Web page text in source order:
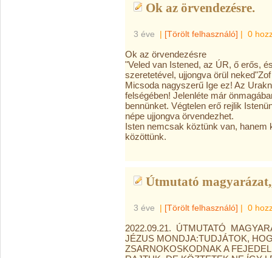
Ok az örvendezésre.
3 éve | [Törölt felhasználó] | 0
Ok az örvendezésre
"Veled van Istened, az ÚR, ő erős,
szeretetével, ujjongva örül
Micsoda nagyszerű Ige ez! Az
felségében! Jelenléte már
bennünket. Végtelen erő rejlik
népe ujjongva örvendezhet.
Isten nemcsak köztünk van, hanem
közöttünk.
Útmutató
3 éve | [Törölt felhasználó] | 0
2022.09.21. ÚTMUTATÓ
JÉZUS MONDJA:TUDJÁTOK,
ZSARNOKOSKODNAK A